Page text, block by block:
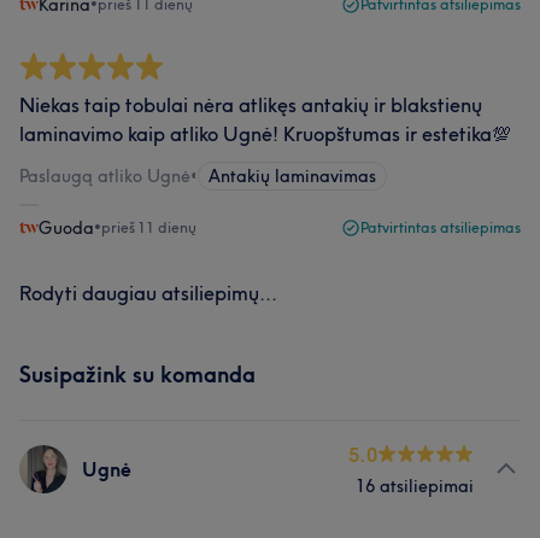
Karina•prieš 11 dienų Patvirtintas atsiliepimas
Niekas taip tobulai nėra atlikęs antakių ir blakstienų
laminavimo kaip atliko Ugnė! Kruopštumas ir estetika💯
Paslaugą atliko Ugnė• Antakių laminavimas
Guoda•prieš 11 dienų Patvirtintas atsiliepimas
Rodyti daugiau atsiliepimų...
Susipažink su komanda
Ugnė
5.0
16 atsiliepimai